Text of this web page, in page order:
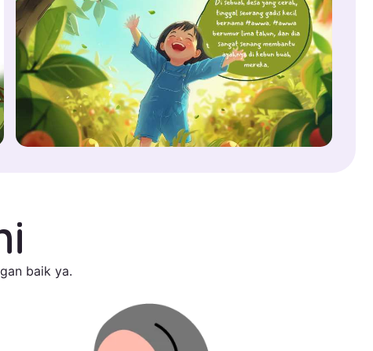
baik ya.